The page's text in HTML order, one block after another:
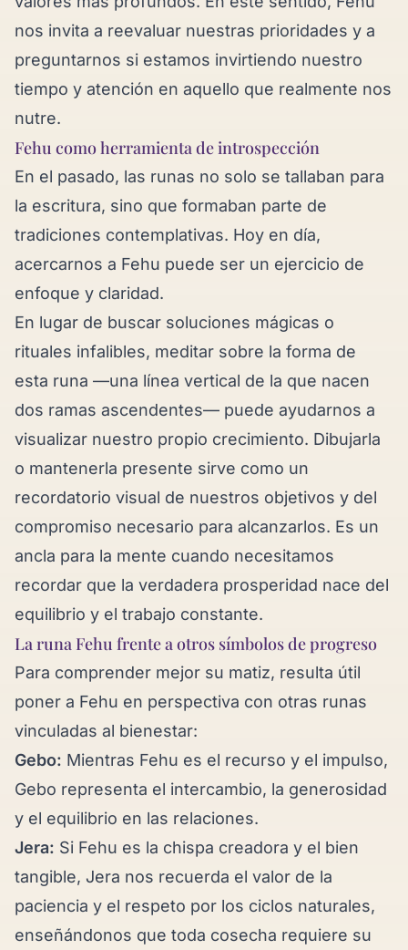
nos invita a reevaluar nuestras prioridades y a
preguntarnos si estamos invirtiendo nuestro
tiempo y atención en aquello que realmente nos
nutre.
Fehu como herramienta de introspección
En el pasado, las runas no solo se tallaban para
la escritura, sino que formaban parte de
tradiciones contemplativas. Hoy en día,
acercarnos a Fehu puede ser un ejercicio de
enfoque y claridad.
En lugar de buscar soluciones mágicas o
rituales infalibles, meditar sobre la forma de
esta runa —una línea vertical de la que nacen
dos ramas ascendentes— puede ayudarnos a
visualizar nuestro propio crecimiento. Dibujarla
o mantenerla presente sirve como un
recordatorio visual de nuestros objetivos y del
compromiso necesario para alcanzarlos. Es un
ancla para la mente cuando necesitamos
recordar que la verdadera prosperidad nace del
equilibrio y el trabajo constante.
La runa Fehu frente a otros símbolos de progreso
Para comprender mejor su matiz, resulta útil
poner a Fehu en perspectiva con otras runas
vinculadas al bienestar:
Gebo: Mientras Fehu es el recurso y el impulso,
Gebo representa el intercambio, la generosidad
y el equilibrio en las relaciones.
Jera: Si Fehu es la chispa creadora y el bien
tangible, Jera nos recuerda el valor de la
paciencia y el respeto por los ciclos naturales,
enseñándonos que toda cosecha requiere su